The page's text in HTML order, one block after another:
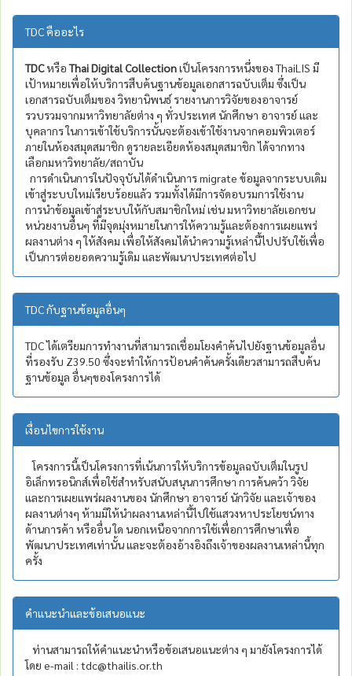
TDC คืออะไร
TDCหรือThai Digital Collectionเป็นโครงการหนึ่งของ ThaiLIS มี
เป้าหมายเพื่อให้บริการสืบค้นฐานข้อมูลเอกสารฉบับเต็ม ซึ่งเป็น
เอกสารฉบับเต็มของ วิทยานิพนธ์ รายงานการวิจัยของอาจารย์
รวบรวมจากมหาวิทยาลัยต่าง ๆ ทั่วประเทศ นักศึกษา อาจารย์ และ
บุคลากร ในการเข้าใช้บริการนั้นจะต้องเข้าใช้งานจากคอมพิวเตอร์
ภายในห้องสมุดสมาชิก ดูรายละเอียดห้องสมุดสมาชิก ได้จากทาง
เลือกมหาวิทยาลัย/สถาบัน
การดำเนินการในปัจจุบันได้ดำเนินการ migrate ข้อมูลจากระบบเดิม
เข้าสู่ระบบใหม่เรียบร้อยแล้ว รวมทั้งได้มีการจัดอบรมการใช้งาน
การนำข้อมูลเข้าสู่ระบบให้กับสมาชิกใหม่ เช่น มหาวิทยาลัยเอกชน
หน่วยงานอื่นๆ ที่มีจุดมุ่งหมายในการให้ความรู้และต้องการเผยแพร่
ผลงานต่าง ๆ ให้สังคม เพื่อให้สังคมได้นำความรู้เหล่านี้ไปปรับใช้เพื่อ
เป็นการต่อยอดความรู้เดิม และพัฒนาประเทศต่อไป
TDC กับฐานข้อมูลอื่นๆ
TDC ได้เตรียมการทำงานที่สามารถเชื่อมโยงคำค้นไปยังฐานข้อมูลอื่น
ที่รองรับ Z39.50 ซึ่งจะทำให้การป้อนคำค้นครั้งเดียวสามารถสืบค้น
ฐานข้อมูล อื่นๆของโครงการได้
เงื่อนไขการใช้งาน
โครงการนี้เป็นโครงการที่เน้นการให้บริการข้อมูลฉบับเต็มในรูป
อิเล็กทรอนิกส์เพื่อใช้สำหรับสนับสนุนการศึกษา การค้นคว้า วิจัย
และการเผยแพร่ผลงานของ นักศึกษา อาจารย์ นักวิจัย และเจ้าของ
ผลงานต่างๆ ห้ามมิให้นำผลงานเหล่านี้ไปใช้แสวงหาประโยชน์ทาง
ด้านการค้า หรืออื่น ใด นอกเหนือจากการใช้เพื่อการศึกษาเพื่อ
พัฒนาประเทศเท่านั้น และจะต้องอ้างอิงถึงเจ้าของผลงานเหล่านี้ทุก
ครั้ง
คำแนะนำและข้อเสนอแนะ
ท่านสามารถให้คำแนะนำหรือข้อเสนอแนะต่าง ๆ มายังโครงการได้
โดย e-mail : tdc@thailis.or.th